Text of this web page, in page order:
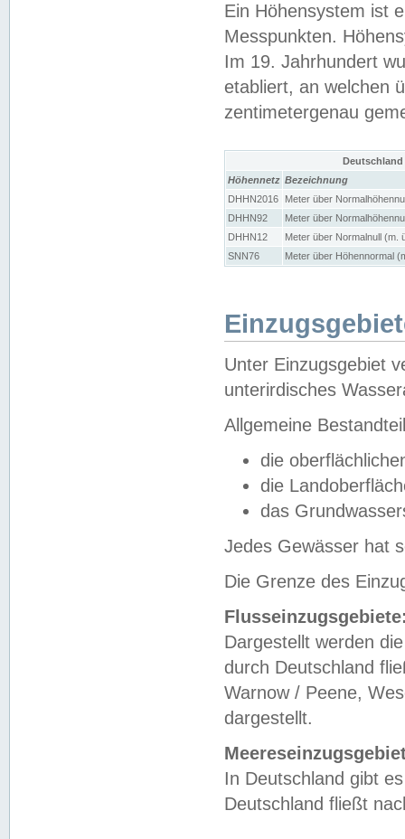
Ein Höhensystem ist
Messpunkten.
Im 19. Jahrhundert
etabliert, an welchen
zentimetergenau
Höhennetz Bezeichnung
DHHN2016
Meter über
DHHN92
Meter über
DHHN12
Meter über Normalnull (m.
SNN76
Meter über Höhennormal
Unter Einzugsgebiet
unterirdisches
Allgemeine
die
die
das
Jedes Gewässer hat
Die Grenze des
Dargestellt werden
durch Deutschland
Warnow / Peene,
dargestellt.
In Deutschland gibt
Deutschland fließt